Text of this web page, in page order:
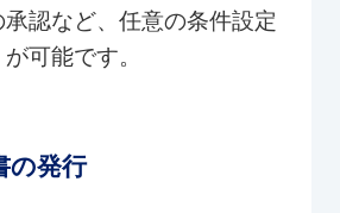
認など、任意の条件設定
が可能です。
の発行